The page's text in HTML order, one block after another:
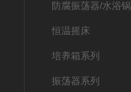
防腐振荡器/水浴锅
恒温摇床
培养箱系列
振荡器系列